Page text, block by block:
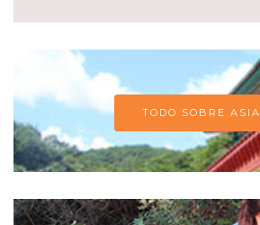
TODO SOBRE ASIA